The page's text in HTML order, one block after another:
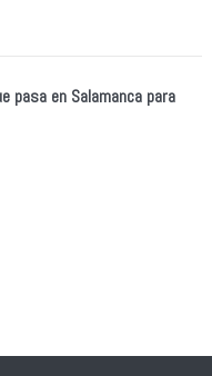
pasa en Salamanca para